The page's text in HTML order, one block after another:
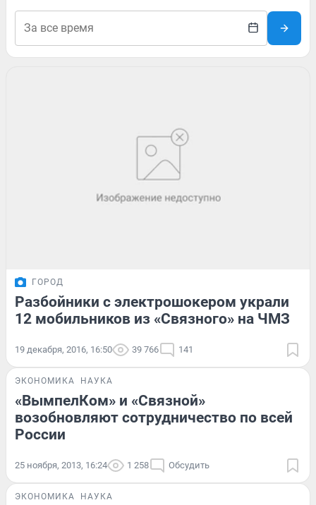
ГОРОД
Разбойники с электрошокером украли
12 мобильников из «Связного» на ЧМЗ
19 декабря, 2016, 16:50 39 766 141
ЭКОНОМИКА НАУКА
«ВымпелКом» и «Связной»
возобновляют сотрудничество по всей
России
25 ноября, 2013, 16:24 1 258 Обсудить
ЭКОНОМИКА НАУКА